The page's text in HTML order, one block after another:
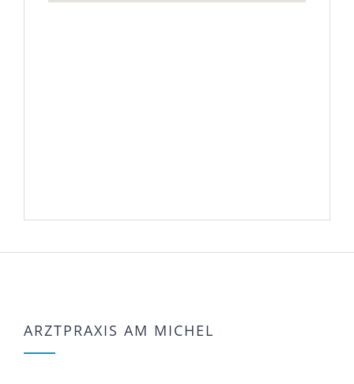
ARZTPRAXIS AM MICHEL